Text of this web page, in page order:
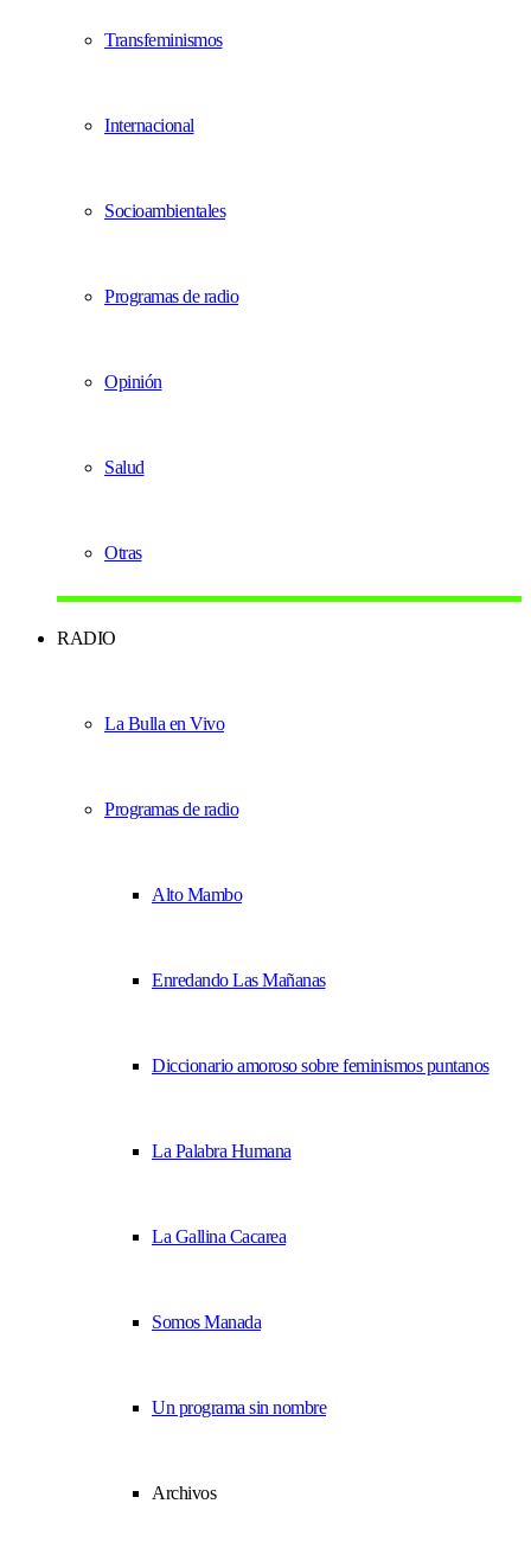
Transfeminismos
Internacional
Socioambientales
Programas de radio
Opinión
Salud
Otras
RADIO
La Bulla en Vivo
Programas de radio
Alto Mambo
Enredando Las Mañanas
Diccionario amoroso sobre feminismos puntanos
La Palabra Humana
La Gallina Cacarea
Somos Manada
Un programa sin nombre
Archivos